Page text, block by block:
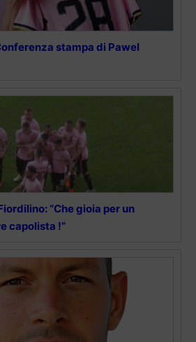
stampa di Pawel
“Che gioia per un
capolista !”